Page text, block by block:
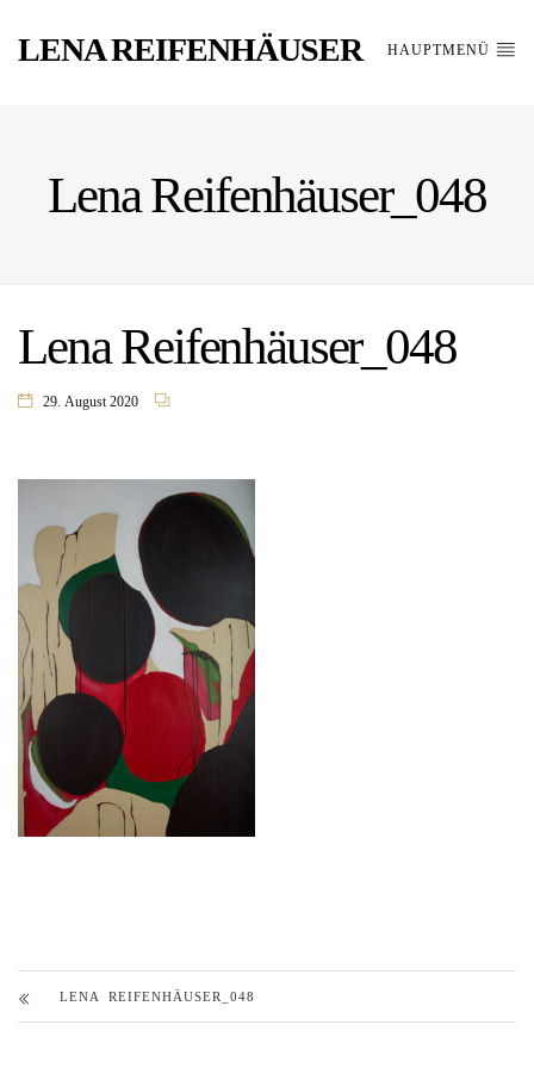
LENA REIFENHÄUSER HAUPTMENÜ
Lena Reifenhäuser_048
Lena Reifenhäuser_048
29. August 2020
LENA REIFENHÄUSER_048